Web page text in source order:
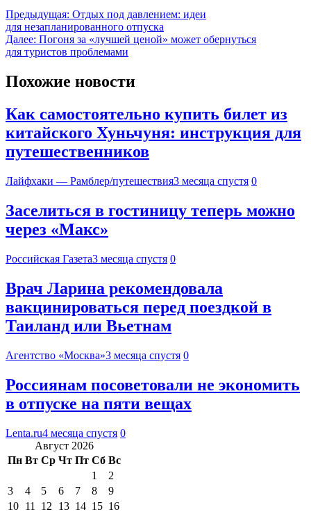
Предыдущая: Отдых под давлением: идеи
для незапланированного отпуска
Далее: Погоня за «лучшей ценой» может обернуться
для туристов проблемами
Похожие новости
Как самостоятельно купить билет из
китайского Хуньчуня: инструкция для
путешественников
Лайфхаки — Рамблер/путешествия3 месяца спустя 0
Заселиться в гостиницу теперь можно
через «Макс»
Российская Газета3 месяца спустя 0
Врач Ларина рекомендовала
вакцинироваться перед поездкой в
Таиланд или Вьетнам
Агентство «Москва»3 месяца спустя 0
Россиянам посоветовали не экономить
в отпуске на пяти вещах
Lenta.ru4 месяца спустя 0
Август 2026
Пн Вт Ср Чт Пт Сб Вс
1
2
3
4 5 6 7 8
9
10 11 12 13 14 15 16